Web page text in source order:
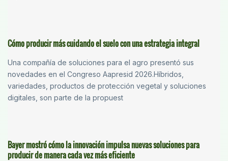
Cómo producir más cuidando el suelo con una estrategia integral
Una compañía de soluciones para el agro presentó sus
novedades en el Congreso Aapresid 2026.Híbridos,
variedades, productos de protección vegetal y soluciones
digitales, son parte de la propuest
Bayer mostró cómo la innovación impulsa nuevas soluciones para
producir de manera cada vez más eficiente